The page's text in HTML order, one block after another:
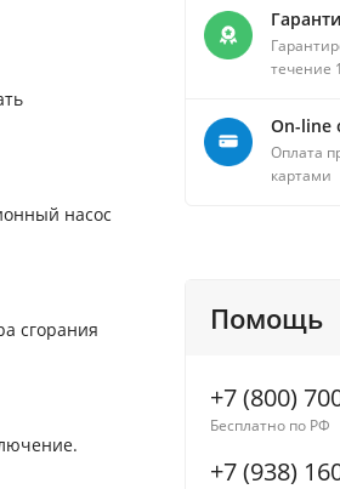
насос
сгорания
течение
On-line
Оплата
картами
Помощь
+7 (800)
Бесплатно по РФ
+7 (938)